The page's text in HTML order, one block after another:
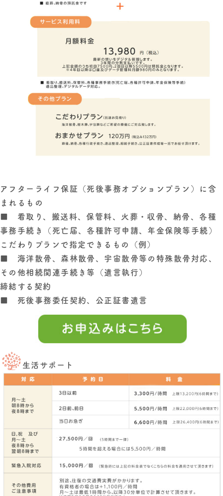
アフターライフ保証（死後事務オプションプラン）に含
まれるもの
■ 看取り、搬送料、保管料、火葬・収骨、納骨、各種
事務手続き（死亡届、各種許可申請、年金保険等手続）
こだわりプラン で指定できるもの（例）
■ 海洋散骨、森林散骨、宇宙散骨等の特殊散骨対応、
その他相続関連手続き等（遺言執行）
締結する契約
■ 死後事務委任契約、公正証書遺言
生活サポート